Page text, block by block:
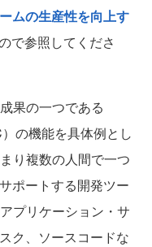
ムの生産性を向上す
で参照してくださ
果の一つである
の機能を具体例とし
り複数の人間で一つ
ポートする開発ツー
プリケーション・サ
ク、ソースコードな